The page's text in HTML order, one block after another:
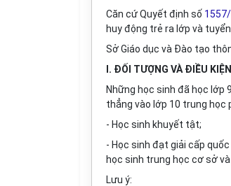
Căn cứ Quyết định số
huy động trẻ ra lớp và
Sở Giáo dục và Đào tạo
I. ĐỐI TƯỢNG VÀ ĐIỀU
Những học sinh đã học
thẳng vào lớp 10 trung học
- Học sinh khuyết tật;
- Học sinh đạt giải cấp
học sinh trung học cơ sở
Lưu ý: